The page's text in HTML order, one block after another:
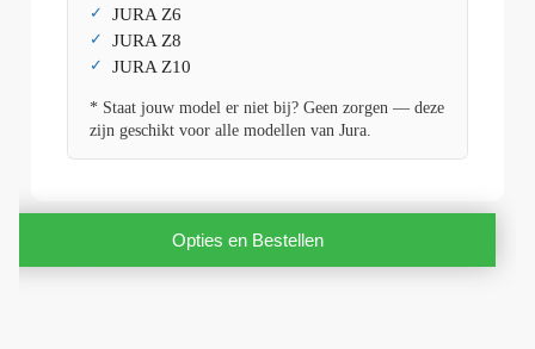
JURA Z6
JURA Z8
JURA Z10
* Staat jouw model er niet bij? Geen zorgen — deze
zijn geschikt voor alle modellen van Jura.
Opties en Bestellen